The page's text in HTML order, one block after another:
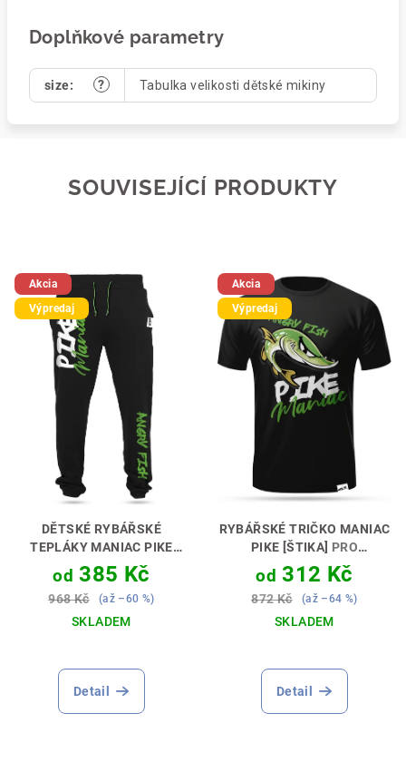
Doplňkové parametry
?
size: Tabulka velikosti dětské mikiny
SOUVISEJÍCÍ PRODUKTY
Akcia
Výpredaj
DĚTSKÉ RYBÁŘSKÉ
TEPLÁKY MANIAC PIKE
PERFEKTNÍ DÁREK
PRO MALÉHO LOVCE 🎣🎁
od 385 Kč
968 Kč (až –60 %)
SKLADEM
Detail
Akcia
Výpredaj
RYBÁŘSKÉ TRIČKO MANIAC
PIKE [ŠTIKA] PRO
SKUTEČNÉHO MANIAKA🎣🔥
od 312 Kč
872 Kč (až –64 %)
SKLADEM
hodnocení
produktu
Detail